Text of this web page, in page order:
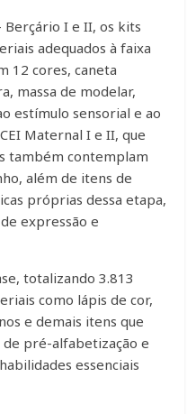
Berçário I e II, os kits
adequados à faixa
12 cores, caneta
massa de modelar,
estímulo sensorial e ao
Maternal I e II, que
também contemplam
além de itens de
próprias dessa etapa,
expressão e
totalizando 3.813
como lápis de cor,
e demais itens que
pré-alfabetização e
essenciais